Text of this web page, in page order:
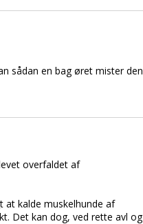
sådan en bag øret mister den
overfaldet af
at kalde muskelhunde af
Det kan dog, ved rette avl og